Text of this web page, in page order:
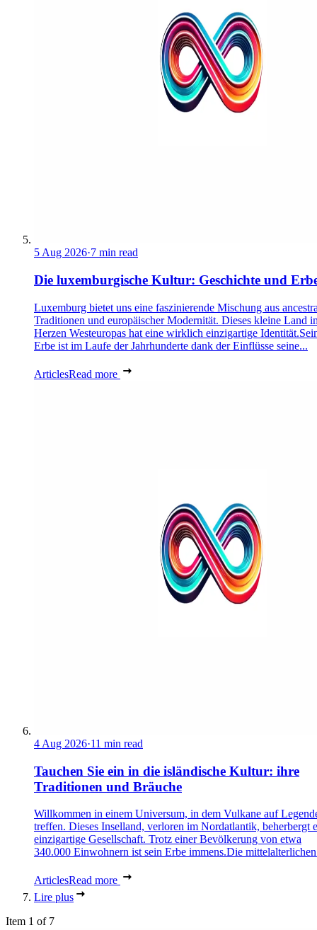
5 Aug 2026·7 min read
Die luxemburgische Kultur: Geschichte und
Luxemburg bietet uns eine faszinierende Mischung aus
Traditionen und europäischer Modernität. Dieses kleine Land
Herzen Westeuropas hat eine wirklich einzigartige
Erbe ist im Laufe der Jahrhunderte dank der Einflüsse seine...
ArticlesRead more
4 Aug 2026·11 min read
Tauchen Sie ein in die isländische Kultur: ihre
Traditionen und Bräuche
Willkommen in einem Universum, in dem Vulkane auf
treffen. Dieses Inselland, verloren im Nordatlantik, beherbergt
einzigartige Gesellschaft. Trotz einer Bevölkerung von etwa
340.000 Einwohnern ist sein Erbe immens.Die
ArticlesRead more
Lire plus
Item 1 of 7